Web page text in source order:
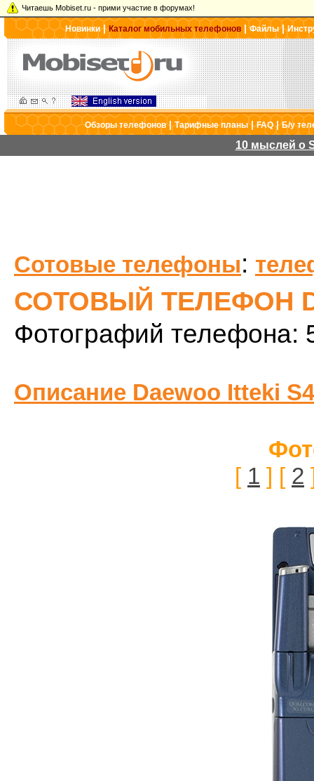
Читаешь Mobiset.ru - прими участие в форумах!
Новинки|Каталог мобильных телефонов |Файлы|
Обзоры телефонов|Тарифные планы|FAQ|Б/у
10 мыслей о
Сотовые телефоны:
СОТОВЫЙ ТЕЛЕФОН
Фотографий телефона:
Описание Daewoo Itteki
[ 1 ] [ 2